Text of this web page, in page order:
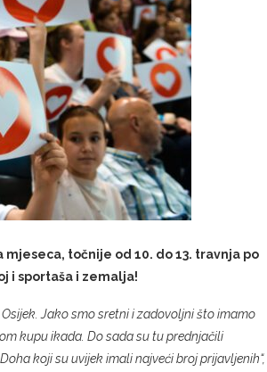
mjeseca, točnije od 10. do 13. travnja po
i sportaša i zemalja!
Jako smo sretni i zadovoljni što imamo
kupu ikada. Do sada su tu prednjačili
koji su uvijek imali najveći broj prijavljenih“,